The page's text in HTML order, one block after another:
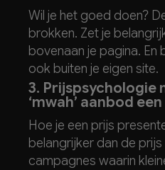
Je bespaart
Wil je het goed doen?
brokken. Zet je
bovenaan je pagina.
ook buiten je eigen site.
3. Prijspsychologie
‘mwah’ aanbod een
Hoe je een prijs
belangrijker dan de
campagnes waarin